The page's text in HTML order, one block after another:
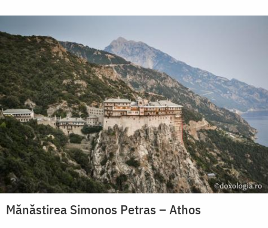
Mănăstirea Simonos Petras – Athos